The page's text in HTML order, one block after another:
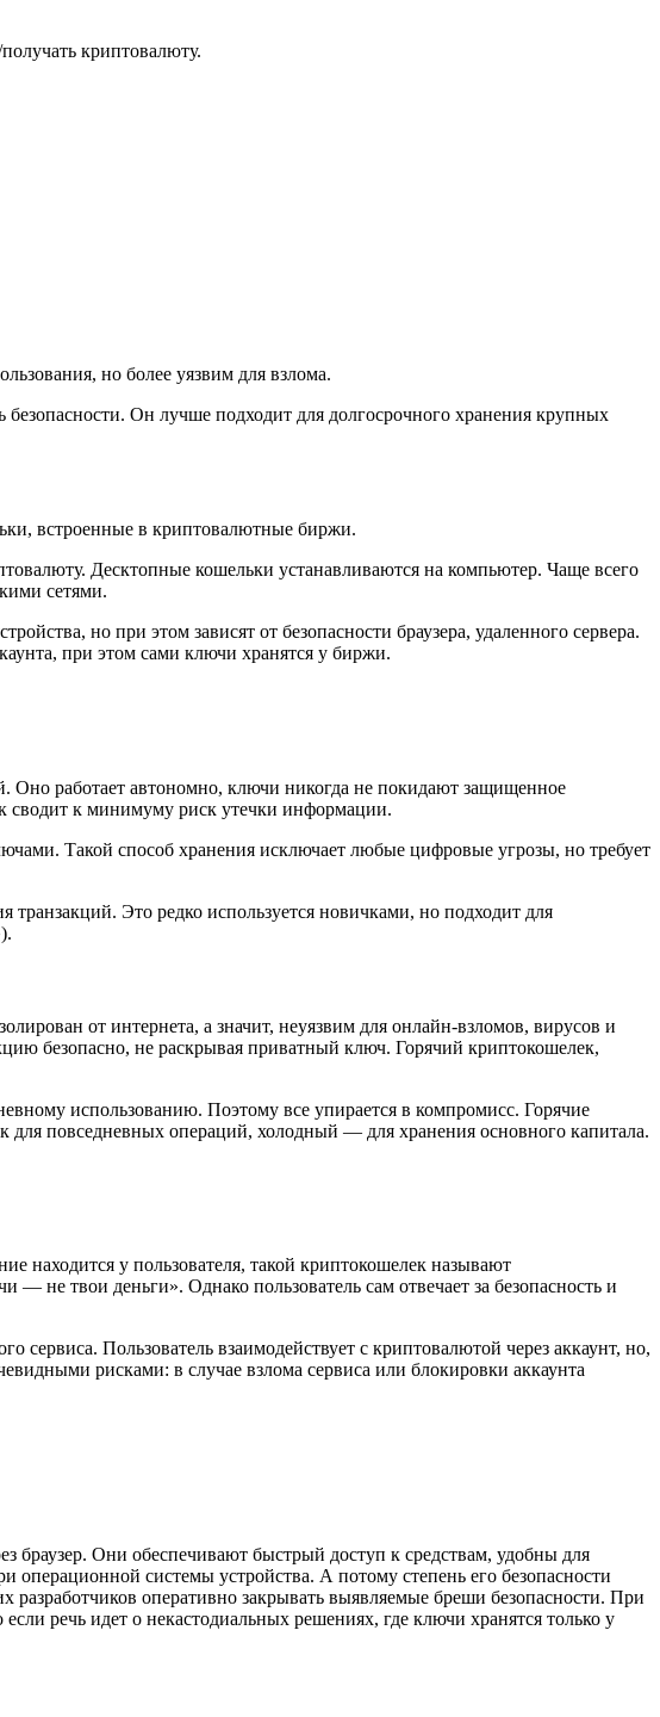
криптовалюту.
но более уязвим для взлома.
Он лучше подходит для долгосрочного хранения крупных
встроенные в криптовалютные биржи.
Десктопные кошельки устанавливаются на компьютер. Чаще всего
сетями.
но при этом зависят от безопасности браузера, удаленного сервера.
при этом сами ключи хранятся у биржи.
Оно работает автономно, ключи никогда не покидают защищенное
сводит к минимуму риск утечки информации.
Такой способ хранения исключает любые цифровые угрозы, но требует
Это редко используется новичками, но подходит для
от интернета, а значит, неуязвим для онлайн-взломов, вирусов и
безопасно, не раскрывая приватный ключ. Горячий криптокошелек,
использованию. Поэтому все упирается в компромисс. Горячие
для повседневных операций, холодный — для хранения основного капитала.
находится у пользователя, такой криптокошелек называют
не твои деньги». Однако пользователь сам отвечает за безопасность и
Пользователь взаимодействует с криптовалютой через аккаунт, но,
рисками: в случае взлома сервиса или блокировки аккаунта
браузер. Они обеспечивают быстрый доступ к средствам, удобны для
операционной системы устройства. А потому степень его безопасности
оперативно закрывать выявляемые бреши безопасности. При
речь идет о некастодиальных решениях, где ключи хранятся только у